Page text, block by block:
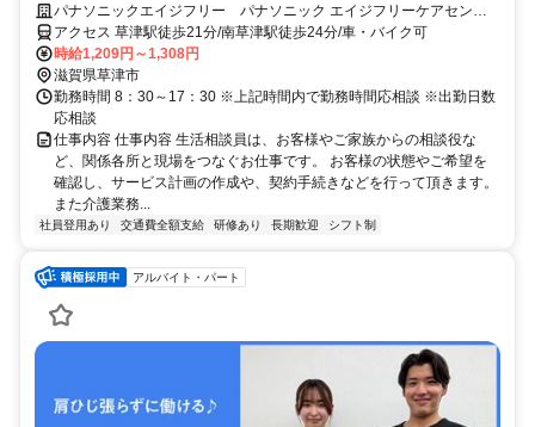
いします。日勤のお仕事です。ブランクのある方もお気軽にご応募くだ
さい！
パナソニックエイジフリー パナソニック エイジフリーケアセンタ
ー草津・ショートステイ
アクセス 草津駅徒歩21分/南草津駅徒歩24分/車・バイク可
時給1,209円～1,308円
滋賀県草津市
勤務時間 8：30～17：30 ※上記時間内で勤務時間応相談 ※出勤日数
応相談
仕事内容 仕事内容 生活相談員は、お客様やご家族からの相談役な
ど、関係各所と現場をつなぐお仕事です。 お客様の状態やご希望を
確認し、サービス計画の作成や、契約手続きなどを行って頂きます。
また介護業務...
社員登用あり 交通費全額支給 研修あり 長期歓迎 シフト制
アルバイト・パート